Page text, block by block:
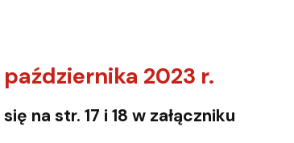
października 2023 r.
na str. 17 i 18 w załączniku